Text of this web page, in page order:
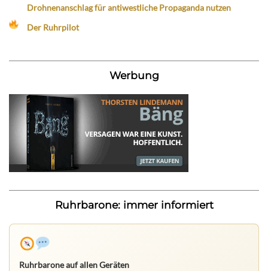
Drohnenanschlag für antiwestliche Propaganda nutzen
Der Ruhrpilot
Werbung
Ruhrbarone: immer informiert
Ruhrbarone auf allen Geräten